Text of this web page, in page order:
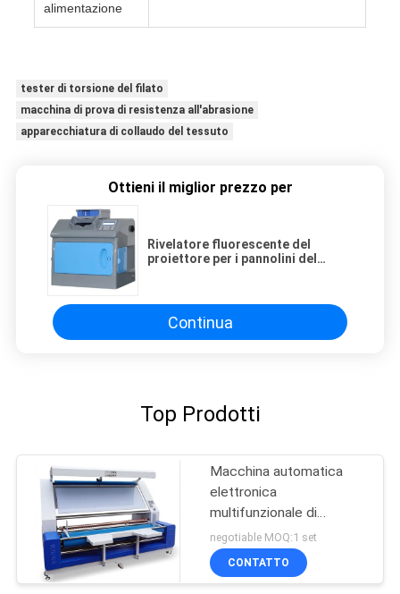
alimentazione
tester di torsione del filato
macchina di prova di resistenza all'abrasione
apparecchiatura di collaudo del tessuto
Ottieni il miglior prezzo per
Rivelatore fluorescente del
proiettore per i pannolini del
trucco
Continua
Top Prodotti
Macchina automatica
elettronica
multifunzionale di
ispezione del tessuto del
bordo
negotiable MOQ:1 set
CONTATTO